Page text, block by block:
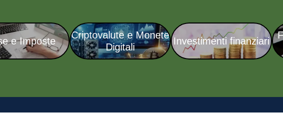
e Imposte
Criptovalute e Monete
Digitali
Investimenti finanziari